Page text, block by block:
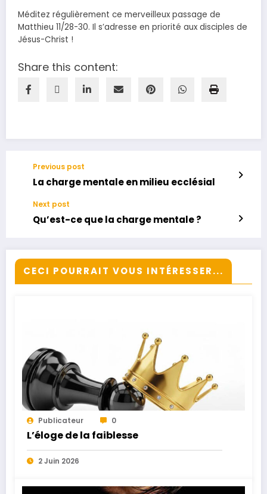
Méditez régulièrement ce merveilleux passage de
Matthieu 11/28-30. Il s’adresse en priorité aux disciples de
Jésus-Christ !
Share this content:
Previous post
La charge mentale en milieu ecclésial
Next post
Qu’est-ce que la charge mentale ?
CECI POURRAIT VOUS INTÉRESSER...
Publicateur 0
L’éloge de la faiblesse
2 Juin 2026